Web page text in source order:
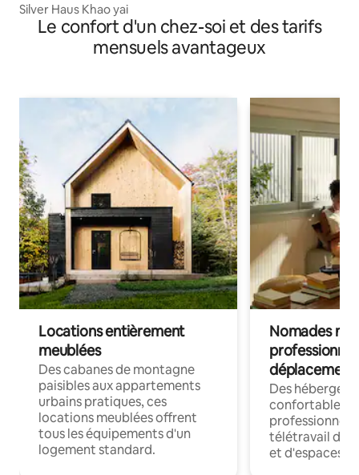
Silver Haus Khao yai
Le confort d'un chez-soi et des tarifs
mensuels avantageux
Locations entièrement
meublées
Des cabanes de montagne
paisibles aux appartements
urbains pratiques, ces
locations meublées offrent
tous les équipements d'un
logement standard.
Nomades
déplacement
Des
confortables
professionnels
télétravail
et d'espaces